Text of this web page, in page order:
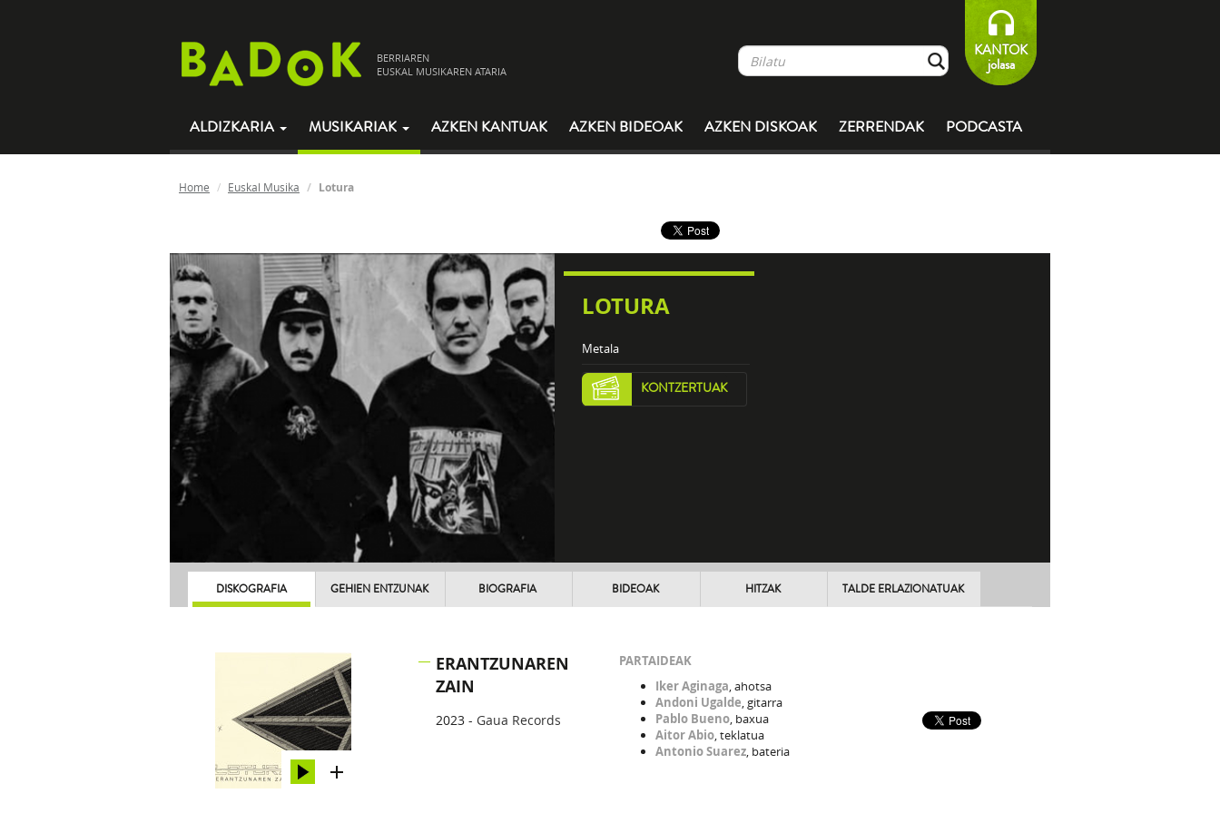
BERRIAREN
EUSKAL MUSIKAREN ATARIA
KANTOK
jolasa
ALDIZKARIA MUSIKARIAK AZKEN KANTUAK AZKEN BIDEOAK AZKEN DISKOAK ZERRENDAK PODCASTA
Home Euskal Musika Lotura
LOTURA
Metala
KONTZERTUAK
DISKOGRAFIA GEHIEN ENTZUNAK BIOGRAFIA BIDEOAK HITZAK TALDE ERLAZIONATUAK
ERANTZUNAREN
ZAIN
2023 - Gaua Records
PARTAIDEAK
Iker Aginaga, ahotsa
Andoni Ugalde, gitarra
Pablo Bueno, baxua
Aitor Abio, teklatua
Antonio Suarez, bateria